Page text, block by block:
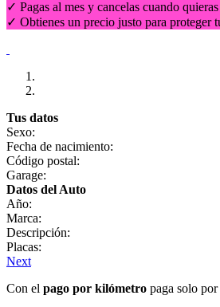
✓ Pagas al mes y cancelas cuando quieras
✓ Obtienes un precio justo para proteger
Tus datos
Sexo:
Fecha de nacimiento:
Código postal:
Garage:
Datos del Auto
Año:
Marca:
Descripción:
Placas:
Next
Con el pago por kilómetro paga solo